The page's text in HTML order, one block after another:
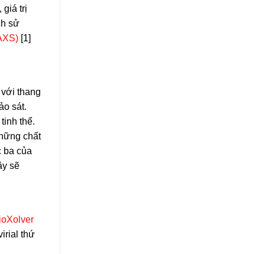
giá trị
sử
[1]
thang
sát.
thể.
chất
ba của
sẽ
thứ